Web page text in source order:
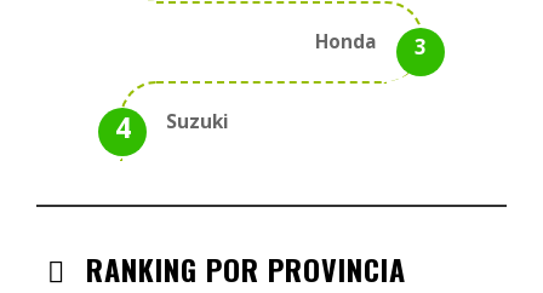
Honda
Suzuki
RANKING POR PROVINCIA